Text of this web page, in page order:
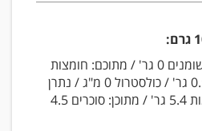
אנרגיה 37 קל' / סך השומנים 0 גר' / מתוכם: חומצות
שומן טראנס פחות מ-0.5 גר' / כולסטרול 0 מ"ג / נתרן
511 מ"ג / סך הפחמימות 5.4 גר' / מתוכן: סוכרים 4.5